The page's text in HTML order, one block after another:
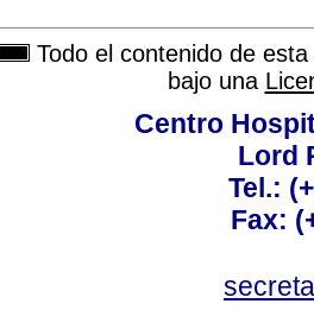
Todo el contenido de
bajo una
Centro
Lord
Tel.:
Fax: